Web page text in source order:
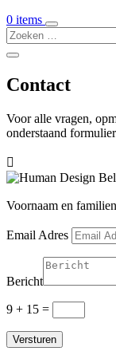
0 items
Contact
Voor alle vragen,
onderstaand

Voornaam en
Email Adres
Bericht
9 + 15 =
Versturen